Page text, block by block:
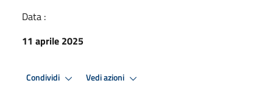
Data :
11 aprile 2025
Condividi Vedi azioni